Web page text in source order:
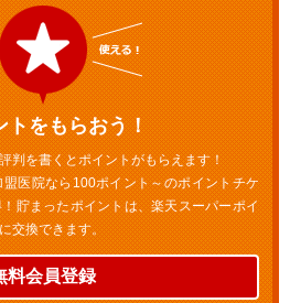
トをもらおう！
判を書くとポイントがもらえます！
医院なら100ポイント～のポイントチケ
貯まったポイントは、楽天スーパーポイ
交換できます。
料会員登録